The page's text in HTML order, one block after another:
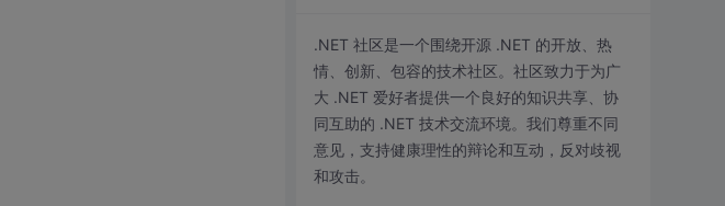
.NET 社区是一个围绕开源 .NET 的开放、热
情、创新、包容的技术社区。社区致力于为广
大 .NET 爱好者提供一个良好的知识共享、协
同互助的 .NET 技术交流环境。我们尊重不同
意见，支持健康理性的辩论和互动，反对歧视
和攻击。